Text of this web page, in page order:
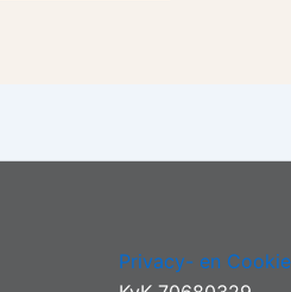
Privacy- en